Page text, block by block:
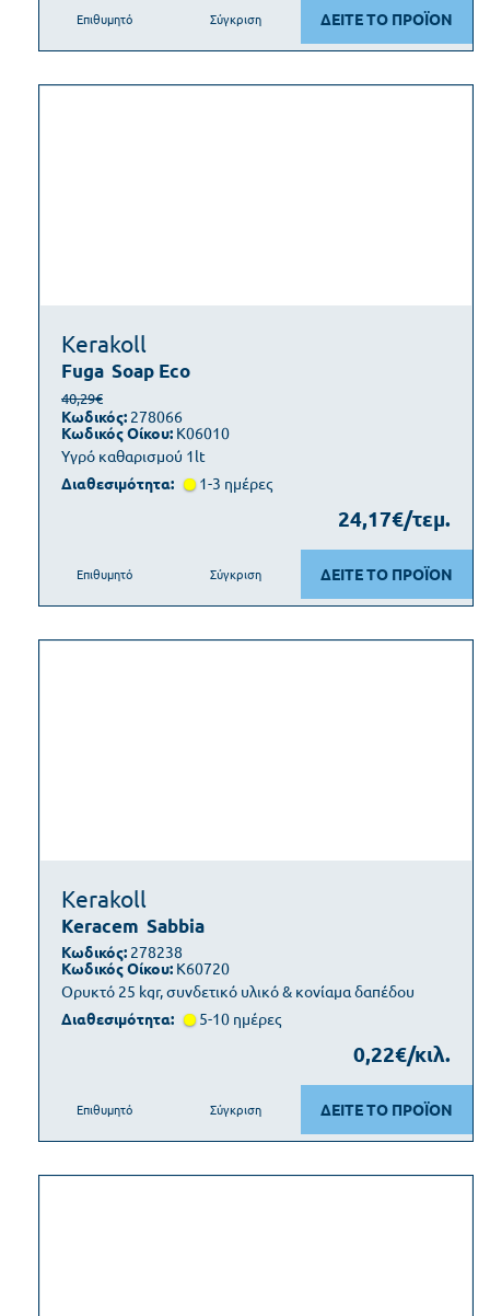
ΔΕΙΤΕ ΤΟ ΠΡΟΪΟΝ
Επιθυμητό Σύγκριση
Kerakoll
Fuga Soap Eco
Υγρό καθαρισμού 1lt
40,29€
Κωδικός: 278066
Κωδικός Οίκου: K06010
Διαθεσιμότητα: 1-3 ημέρες
24,17€/τεμ.
ΔΕΙΤΕ ΤΟ ΠΡΟΪΟΝ
Επιθυμητό Σύγκριση
Kerakoll
Keracem Sabbia
Ορυκτό 25 kgr, συνδετικό υλικό & κονίαμα δαπέδου
Κωδικός: 278238
Κωδικός Οίκου: K60720
Διαθεσιμότητα: 5-10 ημέρες
0,22€/κιλ.
ΔΕΙΤΕ ΤΟ ΠΡΟΪΟΝ
Επιθυμητό Σύγκριση